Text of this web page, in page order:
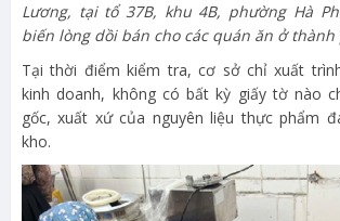
Lương, tại tổ 37B, khu 4B, phường Hà
biến lòng dồi bán cho các quán ăn ở thành
Tại thời điểm kiểm tra, cơ sở chỉ xuất
kinh doanh, không có bất kỳ giấy tờ nào
gốc, xuất xứ của nguyên liệu thực phẩm
kho.